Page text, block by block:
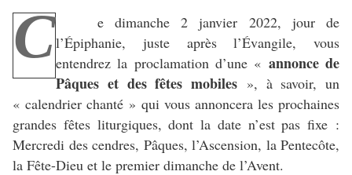
C
e dimanche 2 janvier 2022, jour de
l’Épiphanie, juste après l’Évangile, vous
entendrez la proclamation d’une « annonce de
Pâques et des fêtes mobiles », à savoir, un
« calendrier chanté » qui vous annoncera les prochaines
grandes fêtes liturgiques, dont la date n’est pas fixe :
Mercredi des cendres, Pâques, l’Ascension, la Pentecôte,
la Fête-Dieu et le premier dimanche de l’Avent.